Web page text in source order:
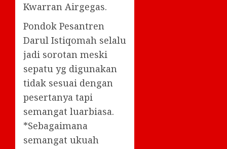
Kwarran Airgegas.
Pondok Pesantren
Darul Istiqomah selalu
jadi sorotan meski
sepatu yg digunakan
tidak sesuai dengan
pesertanya tapi
semangat luarbiasa.
*Sebagaimana
semangat ukuah